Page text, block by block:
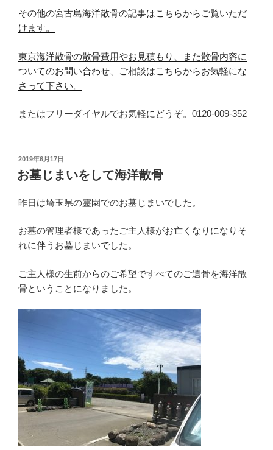
その他の宮古島海洋散骨の記事はこちらからご覧いただ
けます。
東京海洋散骨の散骨費用やお見積もり、また散骨内容に
ついてのお問い合わせ、ご相談はこちらからお気軽にな
さって下さい。
またはフリーダイヤルでお気軽にどうぞ。0120-009-352
投
稿
日:
2019年6月17日
お墓じまいをして海洋散骨
昨日は埼玉県の霊園でのお墓じまいでした。
お墓の管理者様であったご主人様がお亡くなりになりそ
れに伴うお墓じまいでした。
ご主人様の生前からのご希望ですべてのご遺骨を海洋散
骨ということになりました。